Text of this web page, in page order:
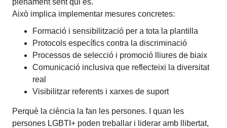
plenament sent qui és.
Això implica implementar mesures concretes:
Formació i sensibilització per a tota la plantilla
Protocols específics contra la discriminació
Processos de selecció i promoció lliures de biaix
Comunicació inclusiva que reflecteixi la diversitat
real
Visibilitzar referents i xarxes de suport
Perquè la ciència la fan les persones. I quan les
persones LGBTI+ poden treballar i liderar amb llibertat,